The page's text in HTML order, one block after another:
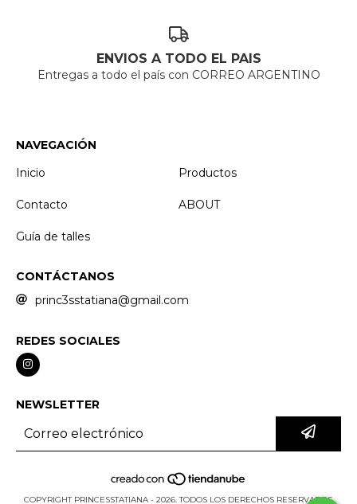
ENVIOS A TODO EL PAIS
Entregas a todo el país con CORREO ARGENTINO
NAVEGACIÓN
Inicio
Productos
Contacto ABOUT
Guía de talles
CONTÁCTANOS
princ3sstatiana@gmail.com
REDES SOCIALES
NEWSLETTER
COPYRIGHT PRINCESSTATIANA - 2026. TODOS LOS DERECHOS RESERVADOS.